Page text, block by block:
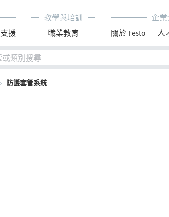
支援
教學與培訓
職業教育
企
關於 Festo
人
防護套管系統